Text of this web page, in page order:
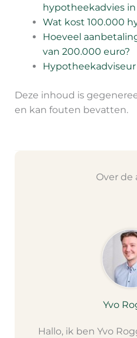
hypotheekadvies
Wat kost 100.000
Hoeveel
van 200.000 euro?
Deze inhoud is
en kan fouten bevatten.
Over de
Yvo
Hallo, ik ben Yvo